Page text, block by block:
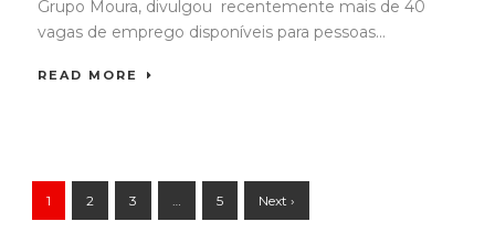
Grupo Moura, divulgou recentemente mais de 40
vagas de emprego disponíveis para pessoas...
READ MORE
1 2 3 … 5 Next ›